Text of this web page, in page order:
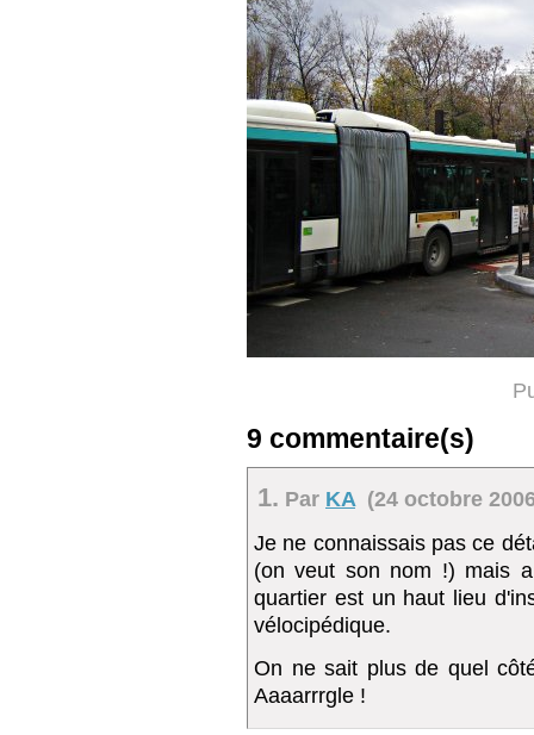
9 commentaire(s)
1. Par KA(24 octobre
Je ne connaissais pas ce
(on veut son nom !) mais
quartier est un haut lieu
vélocipédique.
On ne sait plus de quel
Aaaarrrgle !